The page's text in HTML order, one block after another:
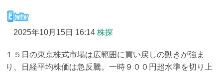
2025年10月15日 16:14 株探
１５日の東京株式市場は広範囲に買い戻しの動きが強ま
り、日経平均株価は急反騰。一時９００円超水準を切り上